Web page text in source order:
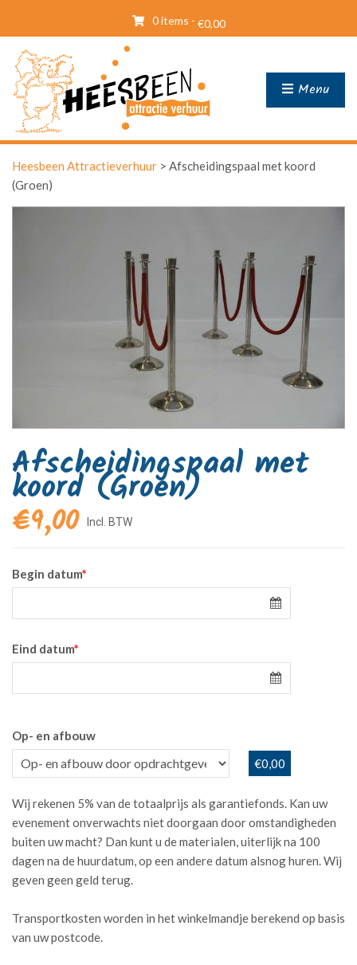
0 items - €0,00
Menu
Heesbeen Attractieverhuur > Afscheidingspaal met koord
(Groen)
Afscheidingspaal met
koord (Groen)
€9,00
Begin datum*
Eind datum*
Op- en afbouw
€0,00
Wij rekenen 5% van de totaalprijs als garantiefonds. Kan uw
evenement onverwachts niet doorgaan door omstandigheden
buiten uw macht? Dan kunt u de materialen, uiterlijk na 100
dagen na de huurdatum, op een andere datum alsnog huren. Wij
geven geen geld terug.
Transportkosten worden in het winkelmandje berekend op basis
van uw postcode.